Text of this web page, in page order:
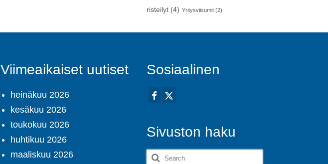
risteilyt(4) Yritysviisumit(2)
Viimeaikaiset uutiset
heinäkuu 2026
kesäkuu 2026
toukokuu 2026
huhtikuu 2026
maaliskuu 2026
Sosiaalinen
Sivuston haku
Search